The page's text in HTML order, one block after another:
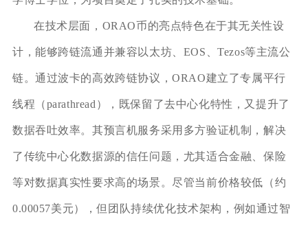
在技术层面，ORAO币的亮点特色在于其无关性设
计，能够跨链流通并兼容以太坊、EOS、Tezos等主流公
链。通过波卡的高效跨链协议，ORAO建立了专属平行
线程（parathread），既保留了去中心化特性，又提升了
数据吞吐效率。其预言机服务采用多方验证机制，解决
了传统中心化数据源的信任问题，尤其适合金融、保险
等对数据真实性要求高的场景。尽管当前价格较低（约
0.00057美元），但团队持续优化技术架构，例如通过智